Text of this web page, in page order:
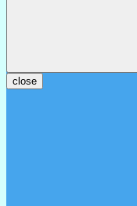
close